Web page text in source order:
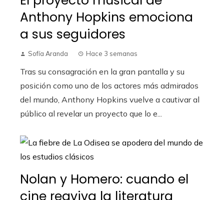
Anthony Hopkins emociona
a sus seguidores
Sofía Aranda Hace 3 semanas
Tras su consagración en la gran pantalla y su
posición como uno de los actores más admirados
del mundo, Anthony Hopkins vuelve a cautivar al
público al revelar un proyecto que lo e...
Nolan y Homero: cuando el
cine reaviva la literatura